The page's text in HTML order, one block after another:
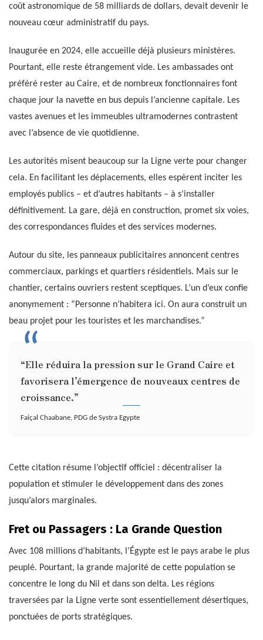
coût astronomique de 58 milliards de dollars, devait devenir le
nouveau cœur administratif du pays.
Inaugurée en 2024, elle accueille déjà plusieurs ministères.
Pourtant, elle reste étrangement vide. Les ambassades ont
préféré rester au Caire, et de nombreux fonctionnaires font
chaque jour la navette en bus depuis l’ancienne capitale. Les
vastes avenues et les immeubles ultramodernes contrastent
avec l’absence de vie quotidienne.
Les autorités misent beaucoup sur la Ligne verte pour changer
cela. En facilitant les déplacements, elles espèrent inciter les
employés publics – et d’autres habitants – à s’installer
définitivement. La gare, déjà en construction, promet six voies,
des correspondances fluides et des services modernes.
Autour du site, les panneaux publicitaires annoncent centres
commerciaux, parkings et quartiers résidentiels. Mais sur le
chantier, certains ouvriers restent sceptiques. L’un d’eux confie
anonymement : “Personne n’habitera ici. On aura construit un
beau projet pour les touristes et les marchandises.”
“Elle réduira la pression sur le Grand Caire et
favorisera l’émergence de nouveaux centres de
croissance.”
Faiçal Chaabane, PDG de Systra Egypte
Cette citation résume l’objectif officiel : décentraliser la
population et stimuler le développement dans des zones
jusqu’alors marginales.
Fret ou Passagers : La Grande Question
Avec 108 millions d’habitants, l’Égypte est le pays arabe le plus
peuplé. Pourtant, la grande majorité de cette population se
concentre le long du Nil et dans son delta. Les régions
traversées par la Ligne verte sont essentiellement désertiques,
ponctuées de ports stratégiques.